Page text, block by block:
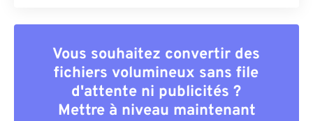
Vous souhaitez convertir des
fichiers volumineux sans file
d'attente ni publicités ?
Mettre à niveau maintenant